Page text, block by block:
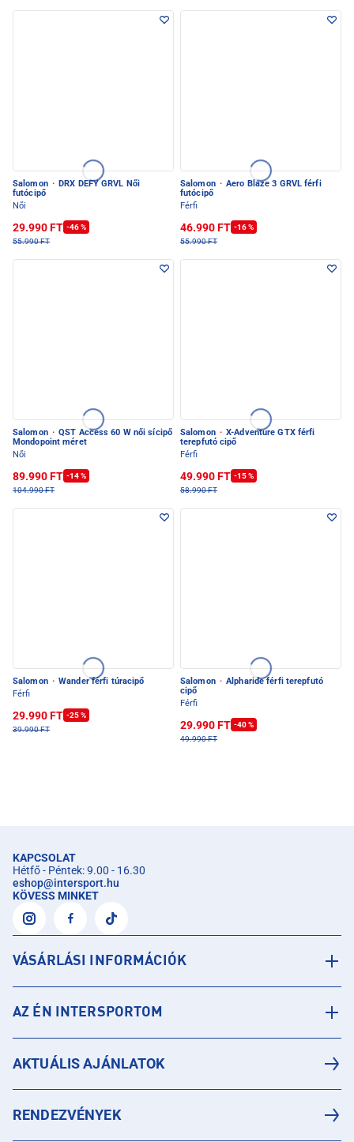
Salomon · DRX DEFY GRVL Női
futócipő
Női
29.990 FT -46 %
55.990 FT
Salomon · Aero Blaze 3 GRVL férfi
futócipő
Férfi
46.990 FT -16 %
55.990 FT
Salomon · QST Access 60 W női sícipő
Mondopoint méret
Női
89.990 FT -14 %
104.990 FT
Salomon · X-Adventure GTX férfi
terepfutó cipő
Férfi
49.990 FT -15 %
58.990 FT
Salomon · Wander férfi túracipő
Férfi
29.990 FT -25 %
39.990 FT
Salomon · Alpharide férfi terepfutó
cipő
Férfi
29.990 FT -40 %
49.990 FT
KAPCSOLAT
Hétfő - Péntek: 9.00 - 16.30
eshop@intersport.hu
KÖVESS MINKET
VÁSÁRLÁSI INFORMÁCIÓK
AZ ÉN INTERSPORTOM
AKTUÁLIS AJÁNLATOK
RENDEZVÉNYEK